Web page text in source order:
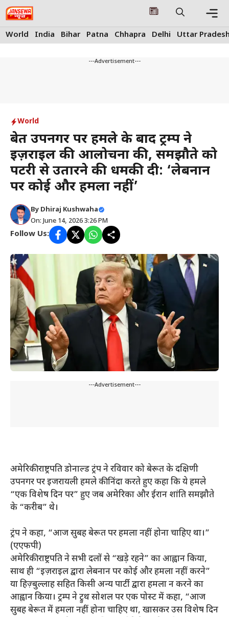
Skip
to
content
World India Bihar Patna Chhapra Delhi Uttar
---Advertisement---
World
बेरूत उपनगर पर हमले के बाद ट्रम्प ने
इज़राइल की आलोचना की, समझौते को
पटरी से उतारने की धमकी दी: ‘लेबनान
पर कोई और हमला नहीं’
By Dhiraj Kushwaha
On: June 14, 2026 3:26 PM
Follow Us:
---Advertisement---
अमेरिकी राष्ट्रपति डोनाल्ड ट्रंप ने रविवार को बेरूत के दक्षिणी
उपनगर पर इजरायली हमले की निंदा करते हुए कहा कि ये हमले
“एक विशेष दिन पर” हुए जब अमेरिका और ईरान शांति समझौते
के “करीब” थे।
ट्रंप ने कहा, “आज सुबह बेरूत पर हमला नहीं होना चाहिए था।”
(एएफपी)
अमेरिकी राष्ट्रपति ने सभी दलों से “खड़े रहने” का आह्वान किया,
साथ ही “इज़राइल द्वारा लेबनान पर कोई और हमला नहीं करने”
या हिज़्बुल्लाह सहित किसी अन्य पार्टी द्वारा हमला न करने का
आह्वान किया। ट्रम्प ने ट्रुथ सोशल पर एक पोस्ट में कहा, “आज
सुबह बेरूत में हमला नहीं होना चाहिए था, खासकर उस विशेष दिन